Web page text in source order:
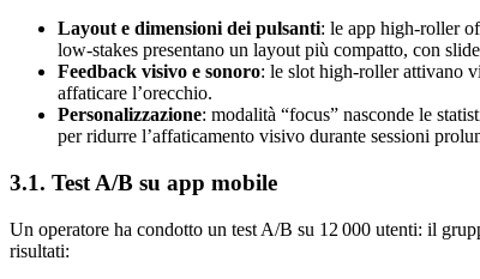
Layout e dimensioni dei pulsanti: le app high‑roller
low‑stakes presentano un layout più compatto, con
Feedback visivo e sonoro: le slot high‑roller attivano
affaticare l’orecchio.
Personalizzazione: modalità “focus” nasconde le
per ridurre l’affaticamento visivo durante sessioni
3.1. Test A/B su app mobile
Un operatore ha condotto un test A/B su 12 000 utenti: il
risultati: